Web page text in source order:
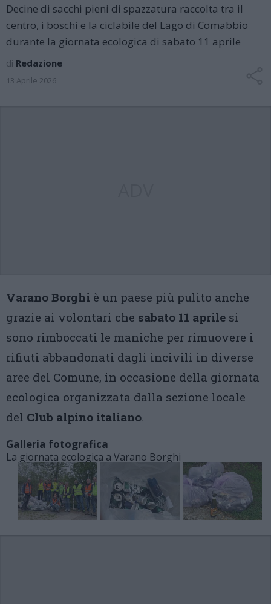
Decine di sacchi pieni di spazzatura raccolta tra il
centro, i boschi e la ciclabile del Lago di Comabbio
durante la giornata ecologica di sabato 11 aprile
di Redazione
13 Aprile 2026
Varano Borghi è un paese più pulito anche
grazie ai volontari che sabato 11 aprile si
sono rimboccati le maniche per rimuovere i
rifiuti abbandonati dagli incivili in diverse
aree del Comune, in occasione della giornata
ecologica organizzata dalla sezione locale
del Club alpino italiano.
Galleria fotografica
La giornata ecologica a Varano Borghi